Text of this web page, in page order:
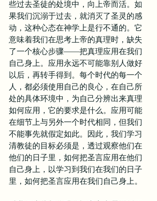
些过去圣徒的处境中，向上帝而活。如
果我们沉溺于过去，就消灭了圣灵的感
动，这种心态在神学上是行不通的。它
意味着我们在思考上帝的真理时，缺失
了一个核心步骤——把真理应用在我们
自己身上。应用永远不可能靠别人做好
以后，再转手得到。每个时代的每一个
人，都必须使用自己的良心，在自己所
处的具体环境中，为自己分辨出来真理
如何应用，它的要求是什么。应用可能
在细节上与另外一个时代相同，但我们
不能事先就假定如此。因此，我们学习
清教徒的目标必须是，透过观察他们在
他们的日子里，如何把圣言应用在他们
自己身上，以学习到我们在我们的日子
里，如何把圣言应用在我们自己身上。